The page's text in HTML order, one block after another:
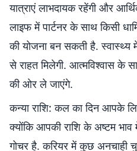
यात्राएं लाभदायक रहेंगी और
लाइफ में पार्टनर के साथ किसी
की योजना बन सकती है. स्वास्थ्य में
से राहत मिलेगी. आत्मविश्वास के
की ओर ले जाएंगे.
कन्या राशि: कल का दिन आपके
क्योंकि आपकी राशि के अष्टम
गोचर है. करियर में कुछ अनचाही